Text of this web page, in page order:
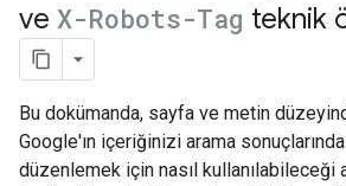
ve X-Robots-Tag teknik
Bu dokümanda, sayfa ve metin
Google'ın içeriğinizi arama
düzenlemek için nasıl kullanılabileceği